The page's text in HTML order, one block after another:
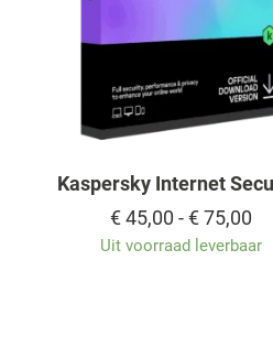
Kaspersky Internet
€45,00 - €75,00
tot
Uit voorraad leverbaar